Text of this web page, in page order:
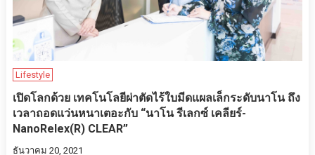
Lifestyle
เปิดโลกด้วย เทคโนโลยีผ่าตัดไร้ใบมีดแผลเล็กระดับนาโน ถึง
เวลาถอดแว่นหนาเตอะกับ “นาโน รีเลกซ์ เคลียร์-
NanoRelex(R) CLEAR”
ธันวาคม 20, 2021